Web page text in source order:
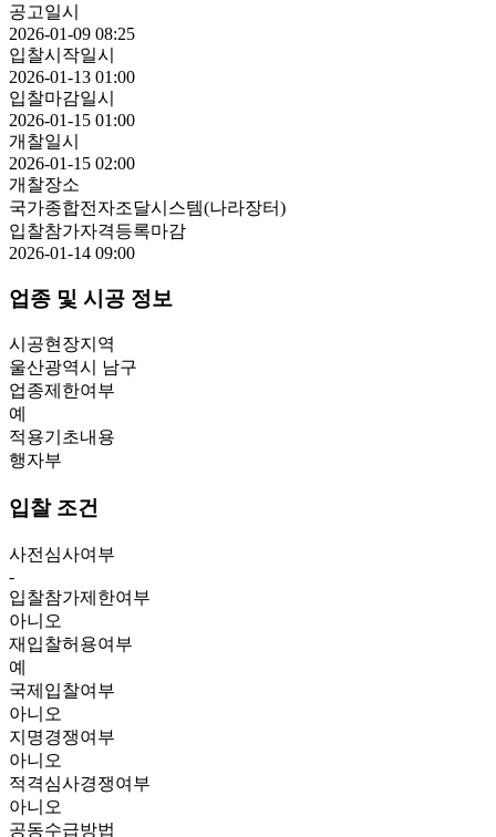
공고일시
2026-01-09 08:25
입찰시작일시
2026-01-13 01:00
입찰마감일시
2026-01-15 01:00
개찰일시
2026-01-15 02:00
개찰장소
국가종합전자조달시스템(나라장터)
입찰참가자격등록마감
2026-01-14 09:00
업종 및 시공 정보
시공현장지역
울산광역시 남구
업종제한여부
예
적용기초내용
행자부
입찰 조건
사전심사여부
-
입찰참가제한여부
아니오
재입찰허용여부
예
국제입찰여부
아니오
지명경쟁여부
아니오
적격심사경쟁여부
아니오
공동수급방법